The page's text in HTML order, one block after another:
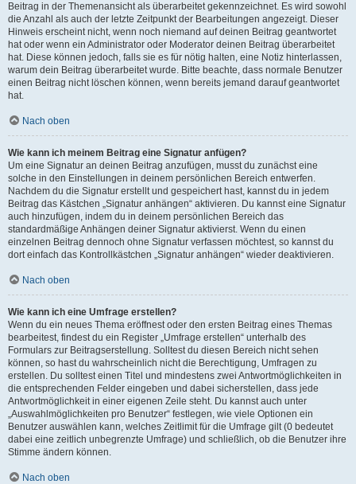
Beitrag in der Themenansicht als überarbeitet gekennzeichnet. Es wird sowohl
die Anzahl als auch der letzte Zeitpunkt der Bearbeitungen angezeigt. Dieser
Hinweis erscheint nicht, wenn noch niemand auf deinen Beitrag geantwortet
hat oder wenn ein Administrator oder Moderator deinen Beitrag überarbeitet
hat. Diese können jedoch, falls sie es für nötig halten, eine Notiz hinterlassen,
warum dein Beitrag überarbeitet wurde. Bitte beachte, dass normale Benutzer
einen Beitrag nicht löschen können, wenn bereits jemand darauf geantwortet
hat.
Nach oben
Wie kann ich meinem Beitrag eine Signatur anfügen?
Um eine Signatur an deinen Beitrag anzufügen, musst du zunächst eine
solche in den Einstellungen in deinem persönlichen Bereich entwerfen.
Nachdem du die Signatur erstellt und gespeichert hast, kannst du in jedem
Beitrag das Kästchen „Signatur anhängen“ aktivieren. Du kannst eine Signatur
auch hinzufügen, indem du in deinem persönlichen Bereich das
standardmäßige Anhängen deiner Signatur aktivierst. Wenn du einen
einzelnen Beitrag dennoch ohne Signatur verfassen möchtest, so kannst du
dort einfach das Kontrollkästchen „Signatur anhängen“ wieder deaktivieren.
Nach oben
Wie kann ich eine Umfrage erstellen?
Wenn du ein neues Thema eröffnest oder den ersten Beitrag eines Themas
bearbeitest, findest du ein Register „Umfrage erstellen“ unterhalb des
Formulars zur Beitragserstellung. Solltest du diesen Bereich nicht sehen
können, so hast du wahrscheinlich nicht die Berechtigung, Umfragen zu
erstellen. Du solltest einen Titel und mindestens zwei Antwortmöglichkeiten in
die entsprechenden Felder eingeben und dabei sicherstellen, dass jede
Antwortmöglichkeit in einer eigenen Zeile steht. Du kannst auch unter
„Auswahlmöglichkeiten pro Benutzer“ festlegen, wie viele Optionen ein
Benutzer auswählen kann, welches Zeitlimit für die Umfrage gilt (0 bedeutet
dabei eine zeitlich unbegrenzte Umfrage) und schließlich, ob die Benutzer ihre
Stimme ändern können.
Nach oben